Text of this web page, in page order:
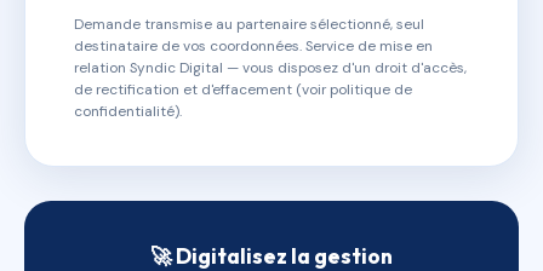
Demande transmise au partenaire sélectionné, seul
destinataire de vos coordonnées. Service de mise en
relation Syndic Digital — vous disposez d'un droit d'accès,
de rectification et d'effacement (voir politique de
confidentialité).
🚀 Digitalisez la gestion